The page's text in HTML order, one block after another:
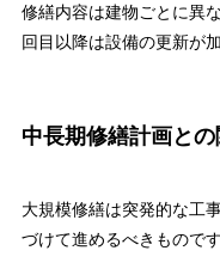
修繕内容は建物ごとに異
回目以降は設備の更新が
中長期修繕計画と
大規模修繕は突発的な工
づけて進めるべきものです